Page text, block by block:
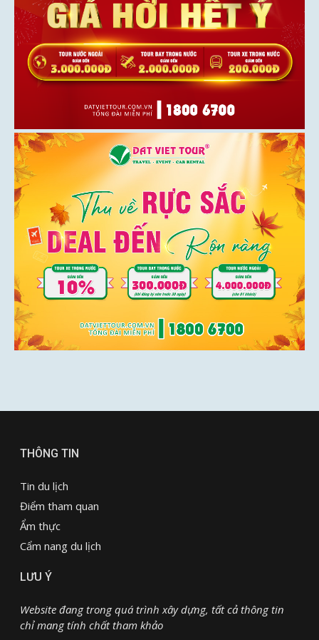
THÔNG TIN
Tin du lịch
Điểm tham quan
Ẩm thực
Cẩm nang du lịch
LƯU Ý
Website đang trong quá trình xây dựng, tất cả thông tin
chỉ mang tính chất tham khảo